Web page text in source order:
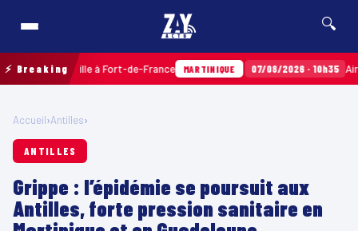
🔍
⚡ Breaking
Sainville à Fort-de-France MARTINIQUE 07/08/2026 · 10h35 Airbags
Accueil›Antilles›
ANTILLES
Grippe : l’épidémie se poursuit aux
Antilles, forte pression sanitaire en